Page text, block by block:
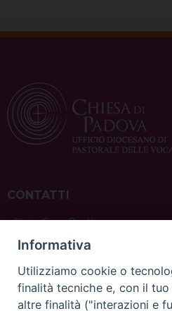
CONTATTI
ufficio: Casa Pio X
via Bonporti, 20 – 35141 Padova
tel: +39 351 619 2354
e mail:
Informativa
Utilizziamo cookie o
finalità tecniche e, con il
altre finalità ("interazioni e